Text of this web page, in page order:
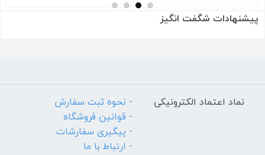
پیشنهادات شگفت انگیز
نماد اعتماد الکترونیکی
- نحوه ثبت سفارش
- قوانین فروشگاه
- پیگیری سفارشات
- ارتباط با ما